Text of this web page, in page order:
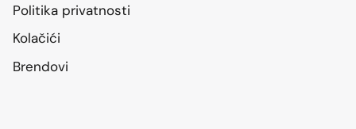
Politika privatnosti
Kolačići
Brendovi